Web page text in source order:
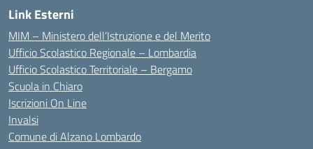
Link Esterni
MIM – Ministero dell’Istruzione e del Merito
Ufficio Scolastico Regionale – Lombardia
Ufficio Scolastico Territoriale – Bergamo
Scuola in Chiaro
Iscrizioni On Line
Invalsi
Comune di Alzano Lombardo